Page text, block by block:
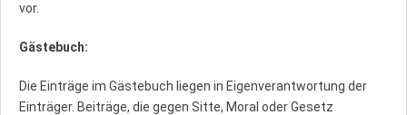
vor.
Gästebuch:
Die Einträge im Gästebuch liegen in Eigenverantwortung der
Einträger. Beiträge, die gegen Sitte, Moral oder Gesetz